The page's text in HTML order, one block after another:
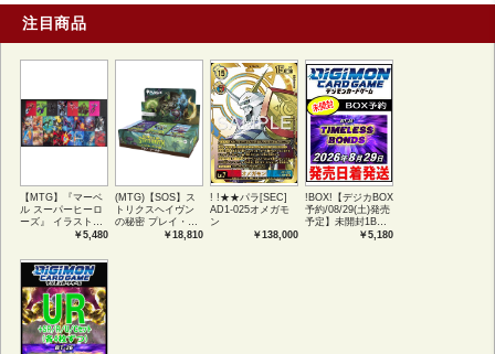
注目商品
【MTG】『マーベ
ル スーパーヒーロ
ーズ』 イラストコ
レクション 54種コ
アートカード(JPN)
￥5,480
(MTG)【SOS】ス
トリクスヘイヴン
の秘密 プレイ・ブ
ースター1BOX日本
￥18,810
! !★★パラ[SEC]
AD1-025オメガモ
ン
￥138,000
!BOX!【デジカBOX
予約/08/29(土)発売
予定】未開封1BOX
￥5,180